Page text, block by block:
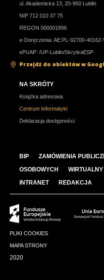
ul. Akademicka 13, 20-950 Lublin
NIP 712 010 37 75
REGON 000001896
e-Doręczenia: AE:PL-92700-
ePUAP: /UP-Lublin/SkrytkaESP
Przejdź do obiektów w
NA SKRÓTY
Książka adresowa
Centrum Informatyki
Deklaracja dostępności
BIP ZAMÓWIENIA
OSOBOWYCH
INTRANET
REDAKCJA
PLIKI COOKIES
MAPA STRONY
2020